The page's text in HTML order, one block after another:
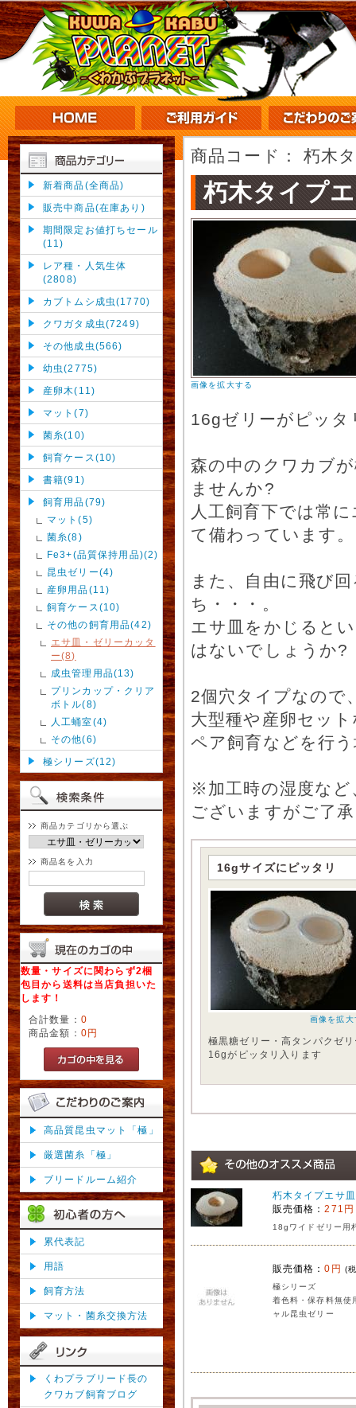
新着商品(全商品)
販売中商品(在庫あり)
期間限定お値打ちセール
(11)
レア種・人気生体
(2808)
カブトムシ成虫(1770)
クワガタ成虫(7249)
その他成虫(566)
幼虫(2775)
産卵木(11)
マット(7)
菌糸(10)
飼育ケース(10)
書籍(91)
飼育用品(79)
マット(5)
菌糸(8)
Fe3+(品質保持用品)(2)
昆虫ゼリー(4)
産卵用品(11)
飼育ケース(10)
その他の飼育用品(42)
エサ皿・ゼリーカッタ
ー(8)
成虫管理用品(13)
プリンカップ・クリア
ボトル(8)
人工蛹室(4)
その他(6)
極シリーズ(12)
商品カテゴリから選ぶ
商品名を入力
数量・サイズに関わらず2梱
包目から送料は当店負担いた
します！
合計数量： 0
商品金額： 0円
高品質昆虫マット「極」
厳選菌糸「極」
ブリードルーム紹介
累代表記
用語
飼育方法
マット・菌糸交換方法
くわプラブリード長の
クワカブ飼育ブログ
商品コード：朽木
朽木タイプ
画像を拡大する
16gゼリーがピッ
森の中のクワカブ
ませんか?
人工飼育下では常
て備わっています。
また、自由に飛び
ち・・・。
エサ皿をかじると
はないでしょうか?
2個穴タイプなので
大型種や産卵セッ
ペア飼育などを行
※加工時の湿度など
ございますがご了
16gサイズにピッタリ
画像を拡大
極黒糖ゼリー・高タンパクゼ
16gがピッタリ入ります
朽木タイプエサ
販売価格：271円
18gワイドゼリー用
販売価格：0円 (
極シリーズ
着色料・保存料無使
ャル昆虫ゼリー